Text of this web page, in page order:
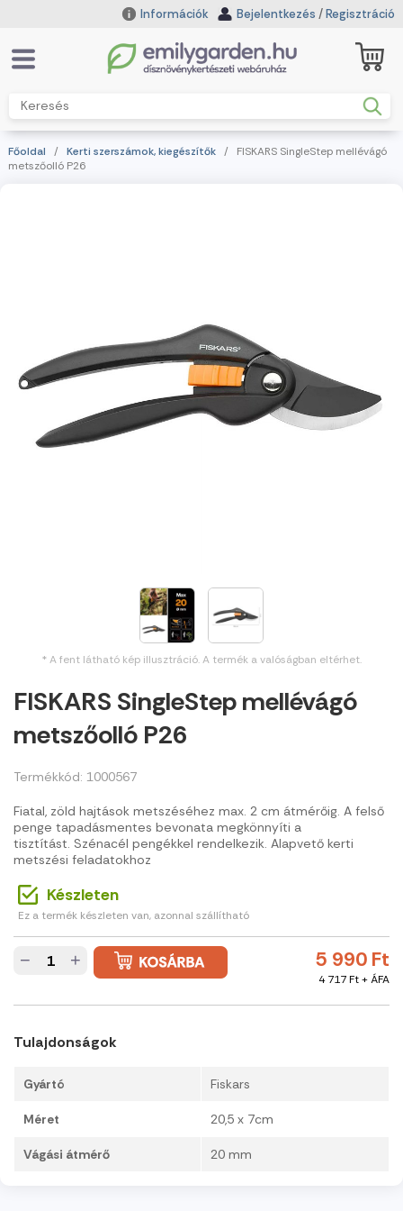
Információk Bejelentkezés /Regisztráció
Főoldal / Kerti szerszámok, kiegészítők / FISKARS SingleStep mellévágó
metszőolló P26
* A fent látható kép illusztráció. A termék a valóságban eltérhet.
FISKARS SingleStep mellévágó
metszőolló P26
Termékkód: 1000567
Fiatal, zöld hajtások metszéséhez max. 2 cm átmérőig. A felső
penge tapadásmentes bevonata megkönnyíti a
tisztítást. Szénacél pengékkel rendelkezik. Alapvető kerti
metszési feladatokhoz
Készleten
Ez a termék készleten van, azonnal szállítható
5 990 Ft
4 717 Ft + ÁFA
− +
Tulajdonságok
Gyártó Fiskars
Méret 20,5 x 7cm
Vágási átmérő 20 mm